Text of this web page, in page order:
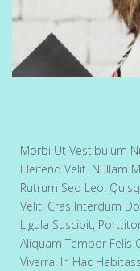
Morbi Ut Vestibulum
Eleifend Velit. Nullam
Rutrum Sed Leo.
Velit. Cras Interdum
Ligula Suscipit,
Aliquam Tempor Felis
Viverra. In Hac